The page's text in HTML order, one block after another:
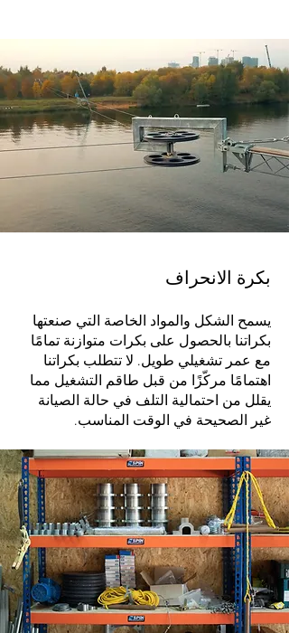
بكرة الانحراف​
يسمح الشكل والمواد الخاصة التي صنعتها
بكراتنا بالحصول على بكرات متوازنة تمامًا
مع عمر تشغيلي طويل. لا تتطلب بكراتنا
اهتمامًا مركّزًا من قبل طاقم التشغيل مما
يقلل من احتمالية التلف في حالة الصيانة
غير الصحيحة في الوقت المناسب.